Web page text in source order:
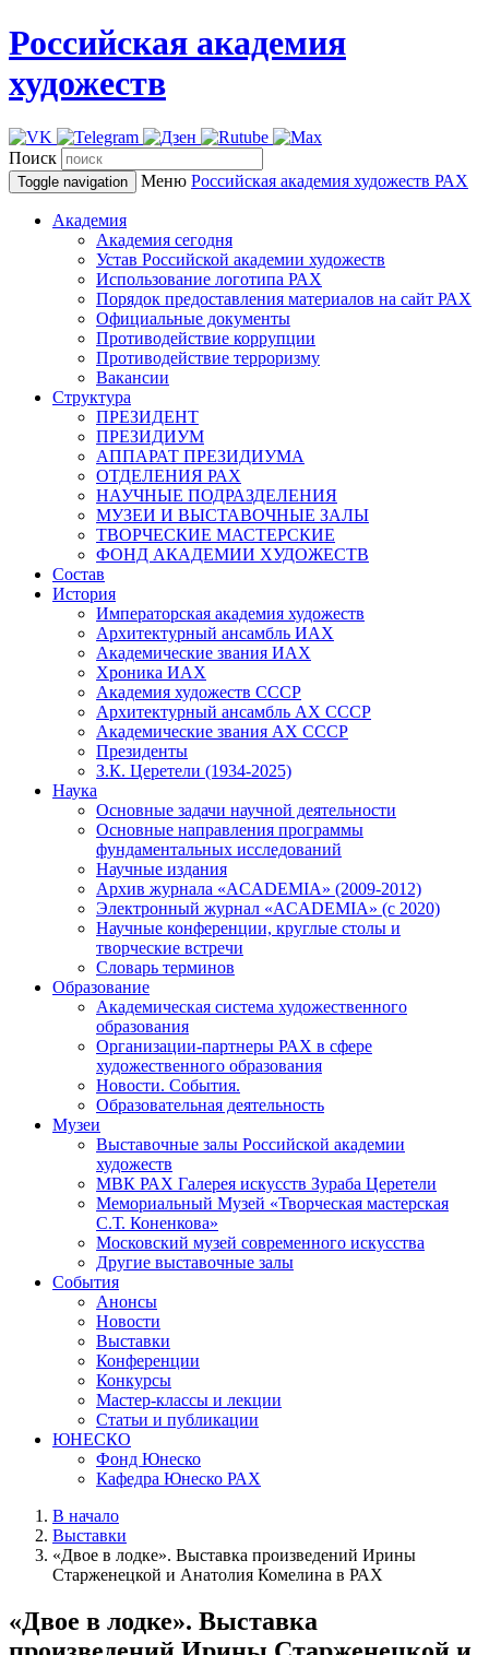
Российская академия
художеств
Поиск
Toggle navigation Меню Российская академия художеств РАХ
Академия
Академия сегодня
Устав Российской академии художеств
Использование логотипа РАХ
Порядок предоставления материалов на сайт РАХ
Официальные документы
Противодействие коррупции
Противодействие терроризму
Вакансии
Структура
ПРЕЗИДЕНТ
ПРЕЗИДИУМ
АППАРАТ ПРЕЗИДИУМА
ОТДЕЛЕНИЯ РАХ
НАУЧНЫЕ ПОДРАЗДЕЛЕНИЯ
МУЗЕИ И ВЫСТАВОЧНЫЕ ЗАЛЫ
ТВОРЧЕСКИЕ МАСТЕРСКИЕ
ФОНД АКАДЕМИИ ХУДОЖЕСТВ
Состав
История
Императорская академия художеств
Архитектурный ансамбль ИАХ
Академические звания ИАХ
Хроника ИАХ
Академия художеств СССР
Архитектурный ансамбль АХ СССР
Академические звания АХ СССР
Президенты
З.К. Церетели (1934-2025)
Наука
Основные задачи научной деятельности
Основные направления программы
фундаментальных исследований
Научные издания
Архив журнала «ACADEMIA» (2009-2012)
Электронный журнал «ACADEMIA» (с 2020)
Научные конференции, круглые столы и
творческие встречи
Словарь терминов
Образование
Академическая система художественного
образования
Организации-партнеры РАХ в сфере
художественного образования
Новости. События.
Образовательная деятельность
Музеи
Выставочные залы Российской академии
художеств
МВК РАХ Галерея искусств Зураба Церетели
Мемориальный Музей «Творческая мастерская
С.Т. Коненкова»
Московский музей современного искусства
Другие выставочные залы
События
Анонсы
Новости
Выставки
Конференции
Конкурсы
Мастер-классы и лекции
Статьи и публикации
ЮНЕСКО
Фонд Юнеско
Кафедра Юнеско РАХ
В начало
Выставки
«Двое в лодке». Выставка произведений Ирины
Старженецкой и Анатолия Комелина в РАХ
«Двое в лодке». Выставка